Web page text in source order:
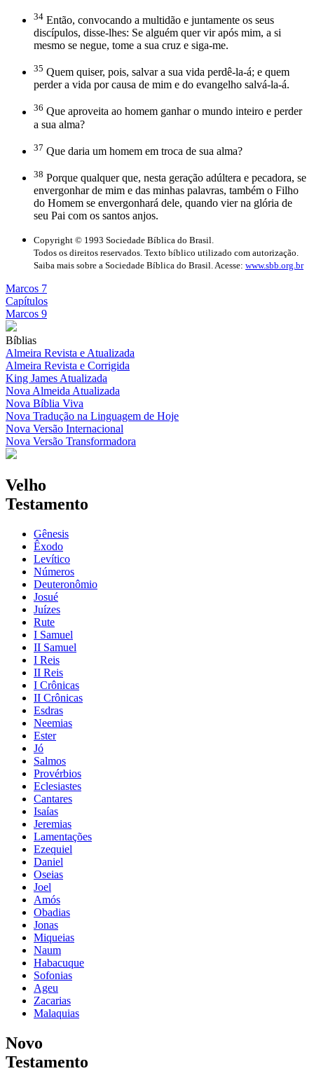
34 Então, convocando a multidão e juntamente os seus
discípulos, disse-lhes: Se alguém quer vir após mim, a si
mesmo se negue, tome a sua cruz e siga-me.
35 Quem quiser, pois, salvar a sua vida perdê-la-á; e quem
perder a vida por causa de mim e do evangelho salvá-la-á.
36 Que aproveita ao homem ganhar o mundo inteiro e perder
a sua alma?
37 Que daria um homem em troca de sua alma?
38 Porque qualquer que, nesta geração adúltera e pecadora, se
envergonhar de mim e das minhas palavras, também o Filho
do Homem se envergonhará dele, quando vier na glória de
seu Pai com os santos anjos.
Copyright © 1993 Sociedade Bíblica do Brasil.
Todos os direitos reservados. Texto bíblico utilizado com autorização.
Saiba mais sobre a Sociedade Bíblica do Brasil. Acesse: www.sbb.org.br
Marcos 7
Capítulos
Marcos 9
Bíblias
Almeira Revista e Atualizada
Almeira Revista e Corrigida
King James Atualizada
Nova Almeida Atualizada
Nova Bíblia Viva
Nova Tradução na Linguagem de Hoje
Nova Versão Internacional
Nova Versão Transformadora
Velho
Testamento
Gênesis
Êxodo
Levítico
Números
Deuteronômio
Josué
Juízes
Rute
I Samuel
II Samuel
I Reis
II Reis
I Crônicas
II Crônicas
Esdras
Neemias
Ester
Jó
Salmos
Provérbios
Eclesiastes
Cantares
Isaías
Jeremias
Lamentações
Ezequiel
Daniel
Oseias
Joel
Amós
Obadias
Jonas
Miqueias
Naum
Habacuque
Sofonias
Ageu
Zacarias
Malaquias
Novo
Testamento